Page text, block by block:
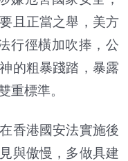
且正當之舉，美方
行徑橫加吹捧，公
的粗暴踐踏，暴露
重標準。
香港國安法實施後
與傲慢，多做具建